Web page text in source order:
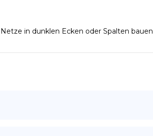
Use
Policy
in dunklen Ecken oder Spalten